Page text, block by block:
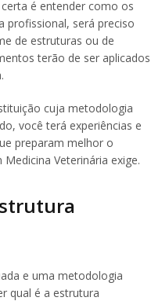
é entender como os
profissional, será preciso
de estruturas ou de
terão de ser aplicados
cuja metodologia
você terá experiências e
preparam melhor o
Veterinária exige.
e uma metodologia
qual é a estrutura